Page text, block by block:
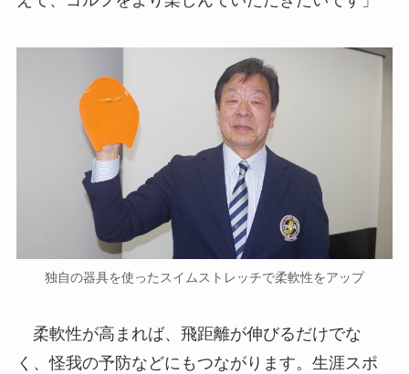
独自の器具を使ったスイムストレッチで柔軟性をアップ
柔軟性が高まれば、飛距離が伸びるだけでな
く、怪我の予防などにもつながります。生涯スポ